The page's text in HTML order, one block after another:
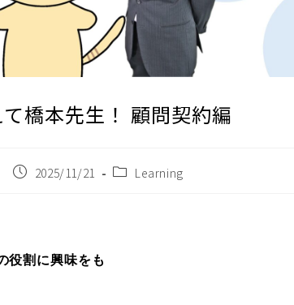
橋本先生！ 顧問契約編
2025/11/21 Learning
役割に興味をも